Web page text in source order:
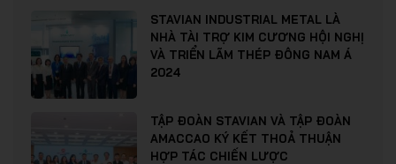
STAVIAN INDUSTRIAL METAL LÀ
NHÀ TÀI TRỢ KIM CƯƠNG HỘI NGHỊ
VÀ TRIỂN LÃM THÉP ĐÔNG NAM Á
2024
TẬP ĐOÀN STAVIAN VÀ TẬP ĐOÀN
AMACCAO KÝ KẾT THOẢ THUẬN
HỢP TÁC CHIẾN LƯỢC